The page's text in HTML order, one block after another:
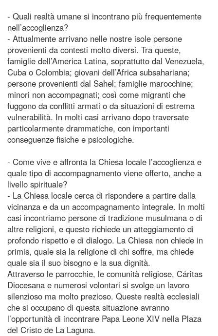
- Quali realtà umane si incontrano più frequentemente
nell’accoglienza?
- Attualmente arrivano nelle nostre isole persone
provenienti da contesti molto diversi. Tra queste,
famiglie dell’America Latina, soprattutto dal Venezuela,
Cuba o Colombia; giovani dell’Africa subsahariana;
persone provenienti dal Sahel; famiglie marocchine;
minori non accompagnati; così come migranti che
fuggono da conflitti armati o da situazioni di estrema
vulnerabilità. In molti casi arrivano dopo traversate
particolarmente drammatiche, con importanti
conseguenze fisiche e psicologiche.
- Come vive e affronta la Chiesa locale l’accoglienza e
quale tipo di accompagnamento viene offerto, anche a
livello spirituale?
- La Chiesa locale cerca di rispondere a partire dalla
vicinanza e da un accompagnamento integrale. In molti
casi incontriamo persone di tradizione musulmana o di
altre religioni, e questo richiede un atteggiamento di
profondo rispetto e di dialogo. La Chiesa non chiede in
primis, quale sia la religione di chi soffre, ma chiede
quale sia il suo bisogno e la sua dignità.
Attraverso le parrocchie, le comunità religiose, Cáritas
Diocesana e numerosi volontari si svolge un lavoro
silenzioso ma molto prezioso. Queste realtà ecclesiali
che si occupano di questa situazione avranno
l’opportunità di incontrare Papa Leone XIV nella Plaza
del Cristo de La Laguna.